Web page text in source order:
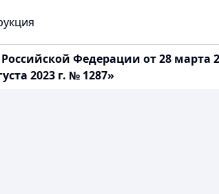
Федерации от 28
2023 г. № 1287»